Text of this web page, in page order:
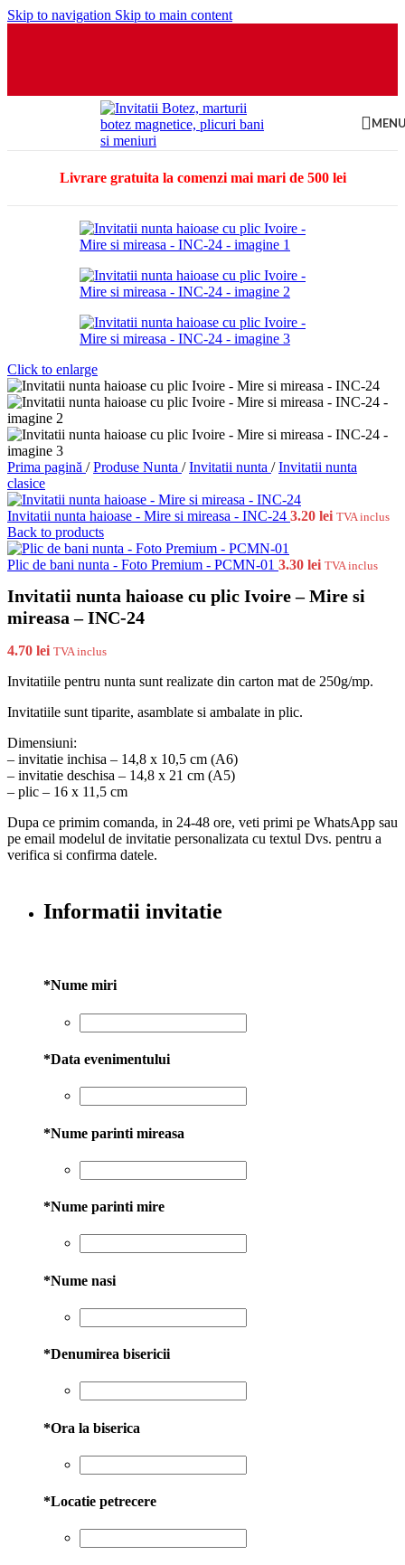
Skip to navigation Skip to main content
Livrare gratuita la comenzi mai mari de 500 lei
Click to enlarge
Prima pagină / Produse Nunta / Invitatii nunta / Invitatii nunta
clasice
Invitatii nunta haioase - Mire si mireasa - INC-24 3.20 lei TVA inclus
Back to products
Plic de bani nunta - Foto Premium - PCMN-01 3.30 lei TVA inclus
Invitatii nunta haioase cu plic Ivoire – Mire si
mireasa – INC-24
4.70 lei TVA inclus
Invitatiile pentru nunta sunt realizate din carton mat de 250g/mp.
Invitatiile sunt tiparite, asamblate si ambalate in plic.
Dimensiuni:
– invitatie inchisa – 14,8 x 10,5 cm (A6)
– invitatie deschisa – 14,8 x 21 cm (A5)
– plic – 16 x 11,5 cm
Dupa ce primim comanda, in 24-48 ore, veti primi pe WhatsApp sau
pe email modelul de invitatie personalizata cu textul Dvs. pentru a
verifica si confirma datele.
Informatii invitatie
*Nume miri
*Data evenimentului
*Nume parinti mireasa
*Nume parinti mire
*Nume nasi
*Denumirea bisericii
*Ora la biserica
*Locatie petrecere